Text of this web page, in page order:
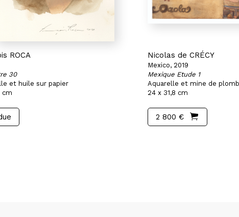
ROCA
30
et huile sur papier
cm
Nicolas de CRÉCY
Mexico, 2019
Mexique Etude 1
Aquarelle et mine de
24 x 31,8 cm
2 800 €